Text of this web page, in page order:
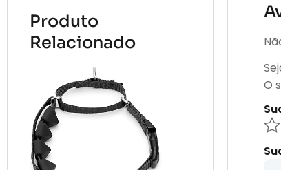
Produto
Relacionado
O